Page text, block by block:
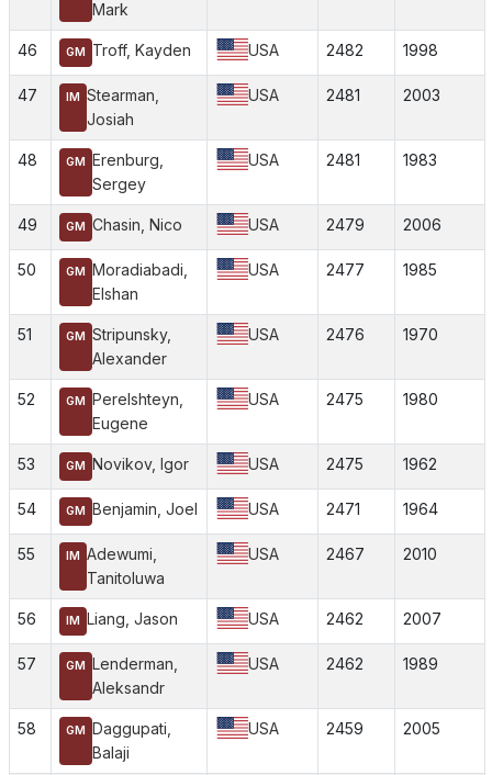
Mark
46 GM Troff, Kayden USA 2482 1998
47 IM Stearman,
Josiah
USA 2481 2003
48 GM Erenburg,
Sergey
USA 2481 1983
49 GM Chasin, Nico USA 2479 2006
50 GM Moradiabadi,
Elshan
USA 2477 1985
51 GM Stripunsky,
Alexander
USA 2476 1970
52 GM Perelshteyn,
Eugene
USA 2475 1980
53 GM Novikov, Igor USA 2475 1962
54 GM Benjamin, Joel USA 2471 1964
55 IM Adewumi,
Tanitoluwa
USA 2467 2010
56 IM Liang, Jason USA 2462 2007
57 GM Lenderman,
Aleksandr
USA 2462 1989
58 GM Daggupati,
Balaji
USA 2459 2005